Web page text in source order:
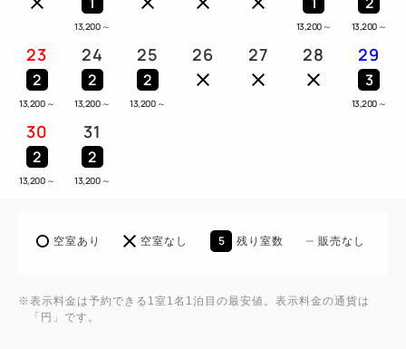
13,200 ～ 13,200 ～ 13,200 ～
23
2
13,200 ～
24
2
13,200 ～
25
2
13,200 ～
26 27 28 29
3
13,200 ～
30
2
13,200 ～
31
2
13,200 ～
空室あり 空室なし 5 残り室数 販売なし
※表示料金は予約できる1室1名1泊目の最安値。表示料金の通貨は
「円」です。